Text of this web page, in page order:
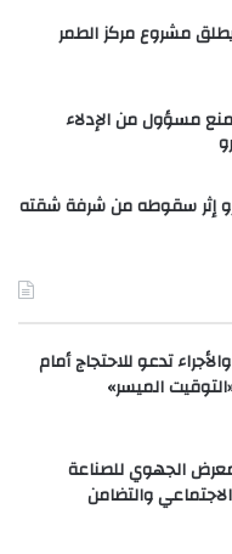
يطلق مشروع مركز الطمر
مسؤول من الإدلاء
إثر سقوطه من شرفة شقته
تدعو للاحتجاج أمام
الميسر»
الجهوي للصناعة
والتضامن